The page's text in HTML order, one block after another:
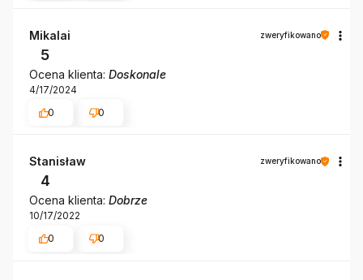
Mikalai zweryfikowano
5
Ocena klienta: Doskonale
4/17/2024
0
0
Stanisław zweryfikowano
4
Ocena klienta: Dobrze
10/17/2022
0
0